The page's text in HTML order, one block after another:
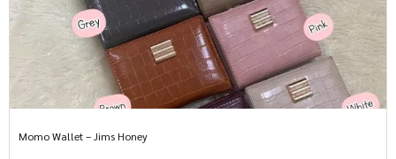
Momo Wallet – Jims Honey